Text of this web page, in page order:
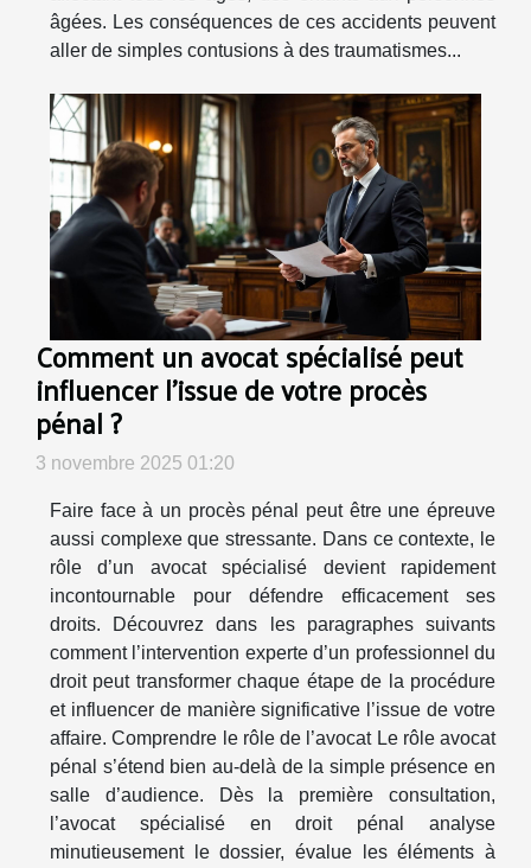
âgées. Les conséquences de ces accidents peuvent
aller de simples contusions à des traumatismes...
Comment un avocat spécialisé peut
influencer l'issue de votre procès
pénal ?
3 novembre 2025 01:20
Faire face à un procès pénal peut être une épreuve
aussi complexe que stressante. Dans ce contexte, le
rôle d’un avocat spécialisé devient rapidement
incontournable pour défendre efficacement ses
droits. Découvrez dans les paragraphes suivants
comment l’intervention experte d’un professionnel du
droit peut transformer chaque étape de la procédure
et influencer de manière significative l’issue de votre
affaire. Comprendre le rôle de l’avocat Le rôle avocat
pénal s’étend bien au-delà de la simple présence en
salle d’audience. Dès la première consultation,
l’avocat spécialisé en droit pénal analyse
minutieusement le dossier, évalue les éléments à